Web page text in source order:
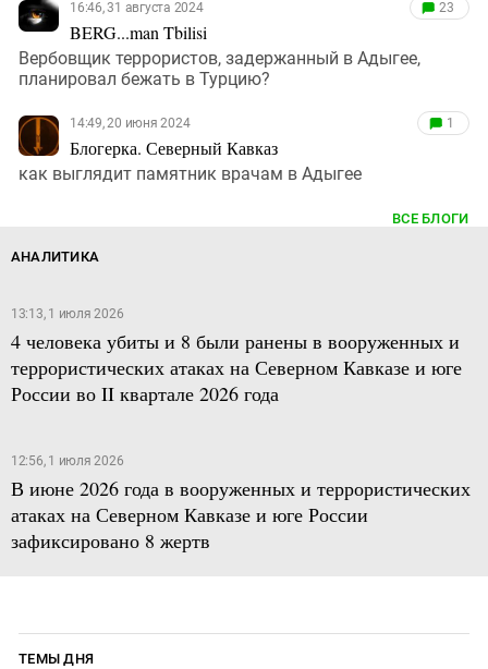
16:46, 31 августа 2024
BERG...man Tbilisi
23
Вербовщик террористов, задержанный в Адыгее,
планировал бежать в Турцию?
14:49, 20 июня 2024
Блогерка. Северный Кавказ
1
как выглядит памятник врачам в Адыгее
ВСЕ БЛОГИ
АНАЛИТИКА
13:13, 1 июля 2026
4 человека убиты и 8 были ранены в вооруженных и
террористических атаках на Северном Кавказе и юге
России во II квартале 2026 года
12:56, 1 июля 2026
В июне 2026 года в вооруженных и террористических
атаках на Северном Кавказе и юге России
зафиксировано 8 жертв
ТЕМЫ ДНЯ